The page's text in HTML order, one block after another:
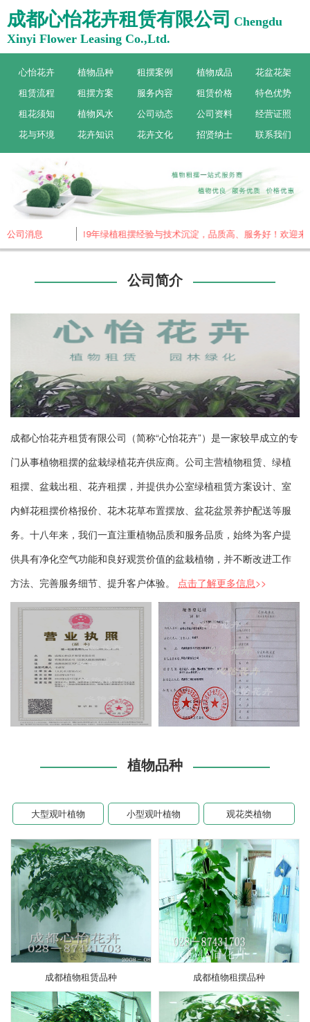
成都心怡花卉租赁有限公司 Chengdu
Xinyi Flower Leasing Co.,Ltd.
心怡花卉 植物品种 租摆案例 植物成品
花盆花架
租赁流程
租摆方案 服务内容 租赁价格
特色优势
租花须知
植物风水 公司动态 公司资料
经营证照
花与环境
花卉知识 花卉文化 招贤纳士 联系我们
公司消息
专做植物租赁，19年绿植租摆经验与技术沉淀，品质高、服务好！欢迎来
公司简介
成都心怡花卉租赁有限公司（简称“心怡花卉”）是一家较早成立的专
门从事植物租摆的盆栽绿植花卉供应商。公司主营植物租赁、绿植
租摆、盆栽出租、花卉租摆，并提供办公室绿植租赁方案设计、室
内鲜花租摆价格报价、花木花草布置摆放、盆花盆景养护配送等服
务。十八年来，我们一直注重植物品质和服务品质，始终为客户提
供具有净化空气功能和良好观赏价值的盆栽植物，并不断改进工作
方法、完善服务细节、提升客户体验。 点击了解更多信息>>
植物品种
大型观叶植物 小型观叶植物 观花类植物
成都植物租赁品种 成都植物租摆品种